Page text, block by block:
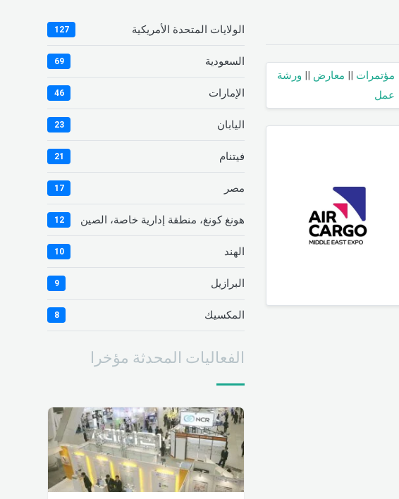
مؤتمرات || معارض || ورشة
عمل
الولايات المتحدة الأمريكية 127
السعودية 69
الإمارات 46
اليابان 23
فيتنام 21
مصر 17
هونغ كونغ، منطقة إدارية خاصة، الصين 12
الهند 10
البرازيل 9
المكسيك 8
الفعاليات المحدثة مؤخرا